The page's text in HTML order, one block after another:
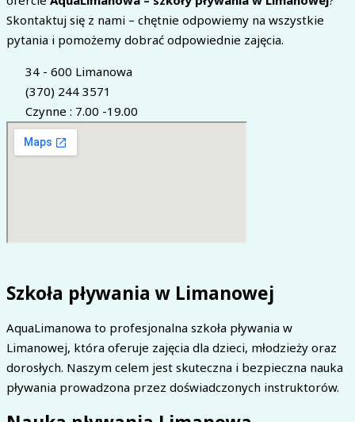
Skontaktuj się z nami – chętnie odpowiemy na wszystkie
pytania i pomożemy dobrać odpowiednie zajęcia.
34 - 600 Limanowa
(370) 244 3571
Czynne : 7.00 -19.00
Szkoła pływania w Limanowej
AquaLimanowa to profesjonalna szkoła pływania w
Limanowej, która oferuje zajęcia dla dzieci, młodzieży oraz
dorosłych. Naszym celem jest skuteczna i bezpieczna nauka
pływania prowadzona przez doświadczonych instruktorów.